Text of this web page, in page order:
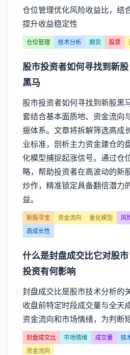
仓位管理优化风险收益比，结
提升收益稳定性
仓位管理 技术分析 期货 股票
股市投资者如何寻找到新股
黑马
股市投资者如何寻找到新股黑
套结合基本面质地、资金流向
振体系。文章将拆解筛选高成
业标准，剖析主力资金建仓的
化模型捕捉起涨信号。通过仓
略，帮助投资者在高波动的新
炒作，精准锁定具备翻倍潜力
益。
新股寻宝 资金流向 量化模型
风
高成长性
什么是封盘成交比它对股市
投资有何影响
封盘成交比是股市技术分析的
收盘前特定时段成交量与全天
资金流向和市场情绪，为判断
封盘成交比 市场情绪 成交量
技
资金流向